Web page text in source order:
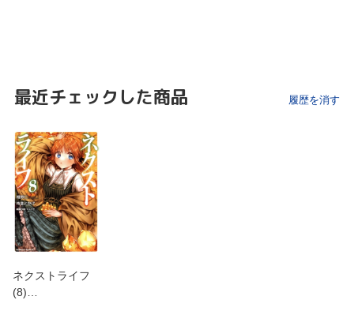
最近チェックした商品 履歴を消す
ネクストライフ
(8)…